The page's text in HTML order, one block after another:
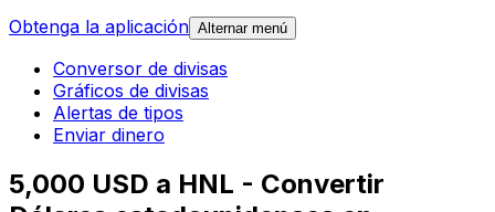
Obtenga la aplicación Alternar menú
Conversor de divisas
Gráficos de divisas
Alertas de tipos
Enviar dinero
5,000 USD a HNL - Convertir